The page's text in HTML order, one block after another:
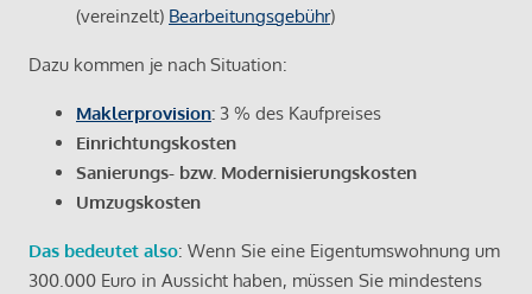
(vereinzelt) Bearbeitungsgebühr)
Dazu kommen je nach Situation:
Maklerprovision: 3 % des Kaufpreises
Einrichtungskosten
Sanierungs- bzw. Modernisierungskosten
Umzugskosten
Das bedeutet also: Wenn Sie eine Eigentumswohnung um
300.000 Euro in Aussicht haben, müssen Sie mindestens